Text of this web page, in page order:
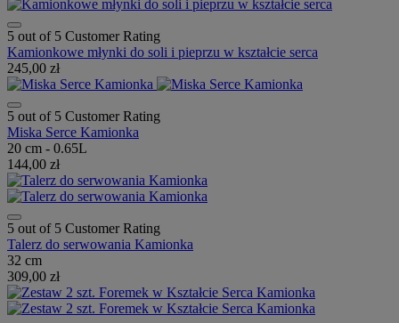
5 out of 5 Customer Rating
Kamionkowe młynki do soli i pieprzu w kształcie serca
245,00 zł
5 out of 5 Customer Rating
Miska Serce Kamionka
20 cm - 0.65L
144,00 zł
5 out of 5 Customer Rating
Talerz do serwowania Kamionka
32 cm
309,00 zł